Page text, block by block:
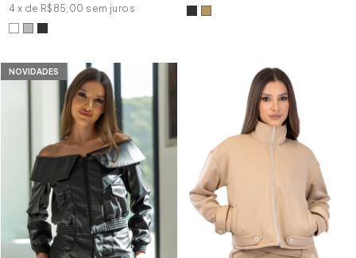
4 x de R$85,00 sem juros
NOVIDADES